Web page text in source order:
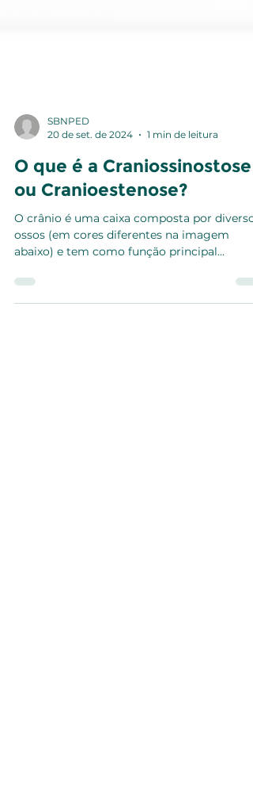
20 de set. de 2024
1 min de leitura
O que é a Craniossinostose
ou Cranioestenose?
O crânio é uma caixa composta por diversos
abaixo) e tem como função principal
proteger o cérebro,...